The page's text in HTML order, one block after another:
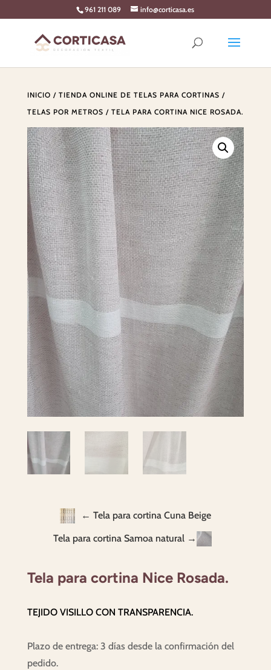
to
961 211 089 info@corticasa.es
INICIO / TIENDA ONLINE DE TELAS PARA CORTINAS /
TELAS POR METROS / TELA PARA CORTINA NICE ROSADA.
← Tela para cortina Cuna Beige
Tela para cortina Samoa natural →
Tela para cortina Nice Rosada.
TEJIDO VISILLO CON TRANSPARENCIA.
Plazo de entrega: 3 días desde la confirmación del
pedido.